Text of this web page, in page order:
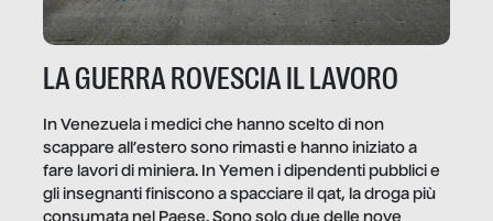
LA GUERRA ROVESCIA IL LAVORO
In Venezuela i medici che hanno scelto di non
scappare all’estero sono rimasti e hanno iniziato a
fare lavori di miniera. In Yemen i dipendenti pubblici e
gli insegnanti finiscono a spacciare il qat, la droga più
consumata nel Paese. Sono solo due delle nove